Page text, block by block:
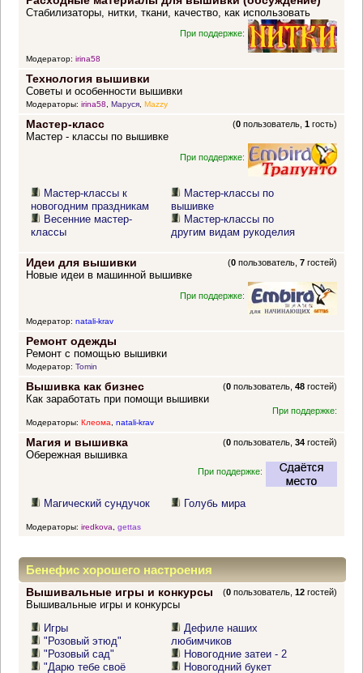
Стабилизаторы, нитки, ткани, качество, как использовать
При поддержке:
Модератор: irina58
Технология вышивки
Советы и особенности вышивки
Модераторы: irina58, Маруся, Mazzy
Мастер-класс (0 пользователь,1 гость)
Мастер - классы по вышивке
При поддержке:
Мастер-классы к
новогодним праздникам
Весенние мастер-
классы
Мастер-классы по
вышивке
Мастер-классы по
другим видам рукоделия
Идеи для вышивки (0 пользователь,7 гостей)
Новые идеи в машинной вышивке
При поддержке:
Модератор: natali-krav
Ремонт одежды
Ремонт с помощью вышивки
Модератор: Tomin
Вышивка как бизнес (0 пользователь,48 гостей)
Как заработать при помощи вышивки
При поддержке:
Модераторы: Клеома, natali-krav
Магия и вышивка (0 пользователь,34 гостей)
Обережная вышивка
При поддержке:
Магический сундучок Голубь мира
Модераторы: iredkova gettas
Бенефис хорошего настроения
Вышивальные игры и конкурсы (0 пользователь,12 гостей)
Вышивальные игры и конкурсы
Игры
"Розовый этюд"
"Розовый сад"
"Дарю тебе своё
Дефиле наших
любимчиков
Новогодние затеи - 2
Новогодний букет